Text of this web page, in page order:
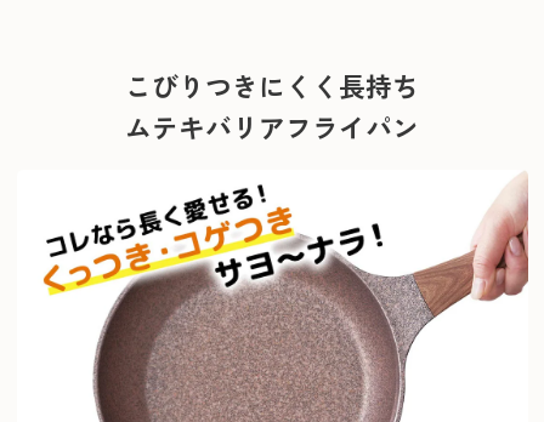
こびりつきにくく長持ち
ムテキバリアフライパン